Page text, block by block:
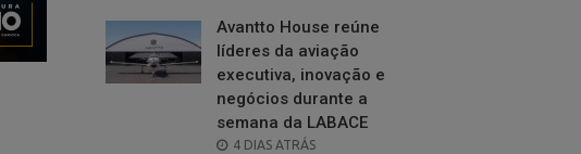
Avantto House reúne
líderes da aviação
executiva, inovação e
negócios durante a
semana da LABACE
POSTED
4 DIAS ATRÁS